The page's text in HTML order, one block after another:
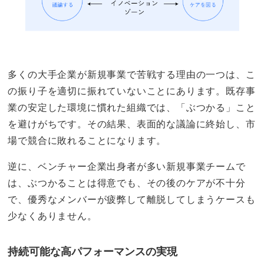
多くの大手企業が新規事業で苦戦する理由の一つは、こ
の振り子を適切に振れていないことにあります。既存事
業の安定した環境に慣れた組織では、「ぶつかる」こと
を避けがちです。その結果、表面的な議論に終始し、市
場で競合に敗れることになります。
逆に、ベンチャー企業出身者が多い新規事業チームで
は、ぶつかることは得意でも、その後のケアが不十分
で、優秀なメンバーが疲弊して離脱してしまうケースも
少なくありません。
持続可能な高パフォーマンスの実現